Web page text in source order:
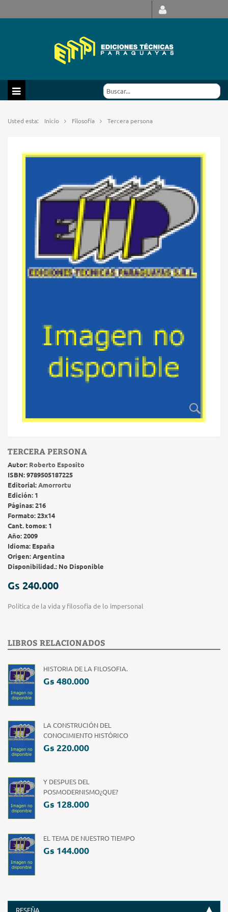
Usted esta: Inicio Filosofía Tercera persona
TERCERA PERSONA
Autor: Roberto Esposito
ISBN:9789505187225
Editorial:Amorrortu
Edición: 1
Páginas:216
Formato:23x14
Cant. tomos: 1
Año:2009
Idioma: España
Origen:Argentina
Disponibilidad.: No Disponible
Gs 240.000
Politica de la vida y filosofia de lo impersonal
LIBROS RELACIONADOS
HISTORIA DE LA FILOSOFIA.
Gs 480.000
LA CONSTRUCIÓN DEL
CONOCIMIENTO HISTÓRICO
Gs 220.000
Y DESPUES DEL
POSMODERNISMO¿QUE?
Gs 128.000
EL TEMA DE NUESTRO TIEMPO
Gs 144.000
RESEÑA